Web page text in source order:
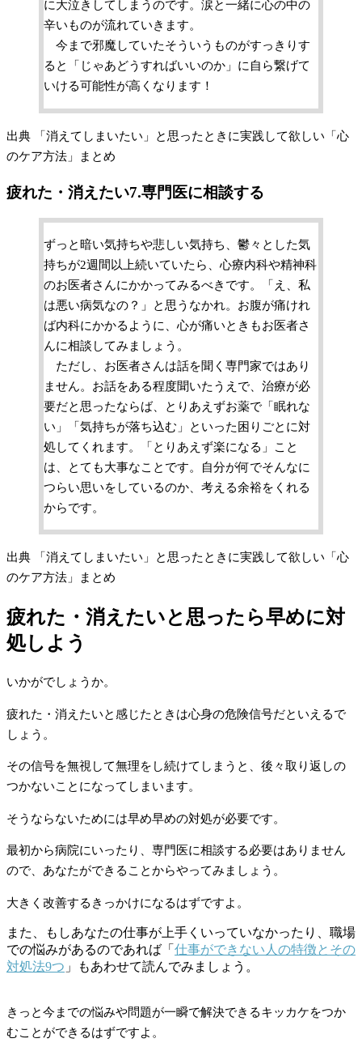
に大泣きしてしまうのです。涙と一緒に心の中の
辛いものが流れていきます。
今まで邪魔していたそういうものがすっきりす
ると「じゃあどうすればいいのか」に自ら繋げて
いける可能性が高くなります！
出典 「消えてしまいたい」と思ったときに実践して欲しい「心
のケア方法」まとめ
疲れた・消えたい7.専門医に相談する
ずっと暗い気持ちや悲しい気持ち、鬱々とした気
持ちが2週間以上続いていたら、心療内科や精神科
のお医者さんにかかってみるべきです。「え、私
は悪い病気なの？」と思うなかれ。お腹が痛けれ
ば内科にかかるように、心が痛いときもお医者さ
んに相談してみましょう。
ただし、お医者さんは話を聞く専門家ではあり
ません。お話をある程度聞いたうえで、治療が必
要だと思ったならば、とりあえずお薬で「眠れな
い」「気持ちが落ち込む」といった困りごとに対
処してくれます。「とりあえず楽になる」こと
は、とても大事なことです。自分が何でそんなに
つらい思いをしているのか、考える余裕をくれる
からです。
出典 「消えてしまいたい」と思ったときに実践して欲しい「心
のケア方法」まとめ
疲れた・消えたいと思ったら早めに対
処しよう
いかがでしょうか。
疲れた・消えたいと感じたときは心身の危険信号だといえるで
しょう。
その信号を無視して無理をし続けてしまうと、後々取り返しの
つかないことになってしまいます。
そうならないためには早め早めの対処が必要です。
最初から病院にいったり、専門医に相談する必要はありません
ので、あなたができることからやってみましょう。
大きく改善するきっかけになるはずですよ。
また、もしあなたの仕事が上手くいっていなかったり、職場
での悩みがあるのであれば「 仕事ができない人の特徴とその
対処法9つ 」もあわせて読んでみましょう。
きっと今までの悩みや問題が一瞬で解決できるキッカケをつか
むことができるはずですよ。